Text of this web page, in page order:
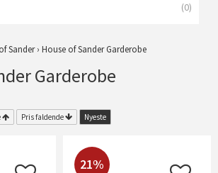
(0)
Sander› House of Sander Garderobe
Garderobe
Pris faldende Nyeste
21%